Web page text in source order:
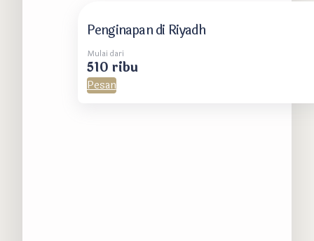
Penginapan di Riyadh
Mulai dari
510 ribu
Pesan